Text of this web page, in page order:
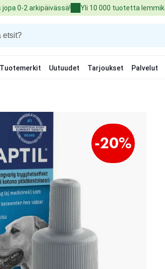
0-2 arkipäivässä! Yli 10 000 tuotetta
Tuotemerkit Uutuudet Tarjoukset Palvelut
-20%